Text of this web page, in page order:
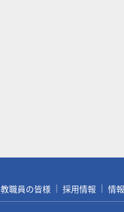
教職員の皆様 採用情報 情